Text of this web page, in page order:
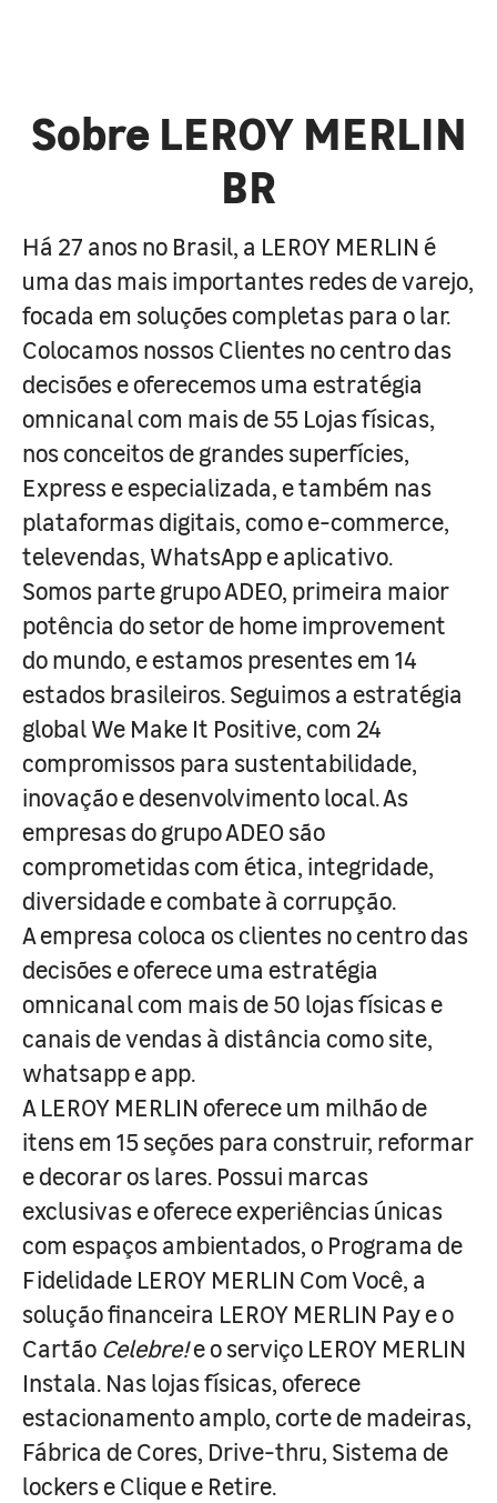
Sobre LEROY MERLIN
BR
Há 27 anos no Brasil, a LEROY MERLIN é
uma das mais importantes redes de varejo,
focada em soluções completas para o lar.
Colocamos nossos Clientes no centro das
decisões e oferecemos uma estratégia
omnicanal com mais de 55 Lojas físicas,
nos conceitos de grandes superfícies,
Express e especializada, e também nas
plataformas digitais, como e-commerce,
televendas, WhatsApp e aplicativo.
Somos parte grupo ADEO, primeira maior
potência do setor de home improvement
do mundo, e estamos presentes em 14
estados brasileiros. Seguimos a estratégia
global We Make It Positive, com 24
compromissos para sustentabilidade,
inovação e desenvolvimento local. As
empresas do grupo ADEO são
comprometidas com ética, integridade,
diversidade e combate à corrupção.
A empresa coloca os clientes no centro das
decisões e oferece uma estratégia
omnicanal com mais de 50 lojas físicas e
canais de vendas à distância como site,
whatsapp e app.
A LEROY MERLIN oferece um milhão de
itens em 15 seções para construir, reformar
e decorar os lares. Possui marcas
exclusivas e oferece experiências únicas
com espaços ambientados, o Programa de
Fidelidade LEROY MERLIN Com Você, a
solução financeira LEROY MERLIN Pay e o
Cartão Celebre!e o serviço LEROY MERLIN
Instala. Nas lojas físicas, oferece
estacionamento amplo, corte de madeiras,
Fábrica de Cores, Drive-thru, Sistema de
lockers e Clique e Retire.